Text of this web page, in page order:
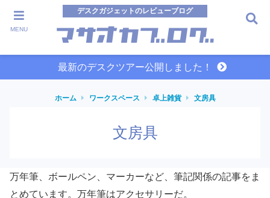
MENU
デスクガジェットのレビューブログ
最新のデスクツアー公開しました！
ホーム ワークスペース 卓上雑貨 文房具
文房具
万年筆、ボールペン、マーカーなど、筆記関係の記事をま
とめています。万年筆はアクセサリーだ。